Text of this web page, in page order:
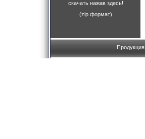
скачать нажав здесь!
(zip формат)
Продукция